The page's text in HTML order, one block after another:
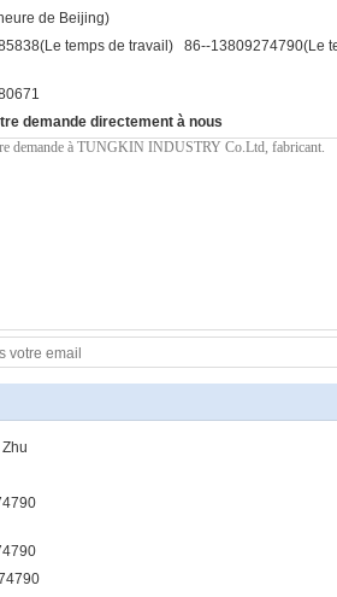
de Beijing)
temps de travail) 86--13809274790(Le
demande directement à nous